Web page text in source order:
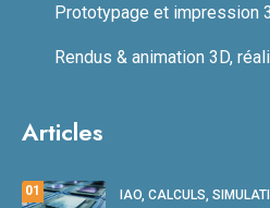
Prototypage et impression
Rendus & animation 3D,
Articles
01 IAO, CALCULS,